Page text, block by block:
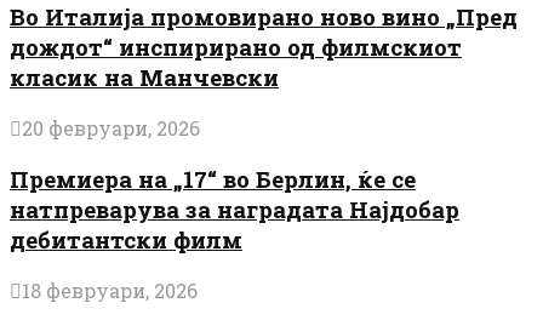
Во Италија промовирано ново вино „Пред
дождот“ инспирирано од филмскиот
класик на Манчевски
20 февруари, 2026
Премиера на „17“ во Берлин, ќе се
натпреварува за наградата Најдобар
дебитантски филм
18 февруари, 2026